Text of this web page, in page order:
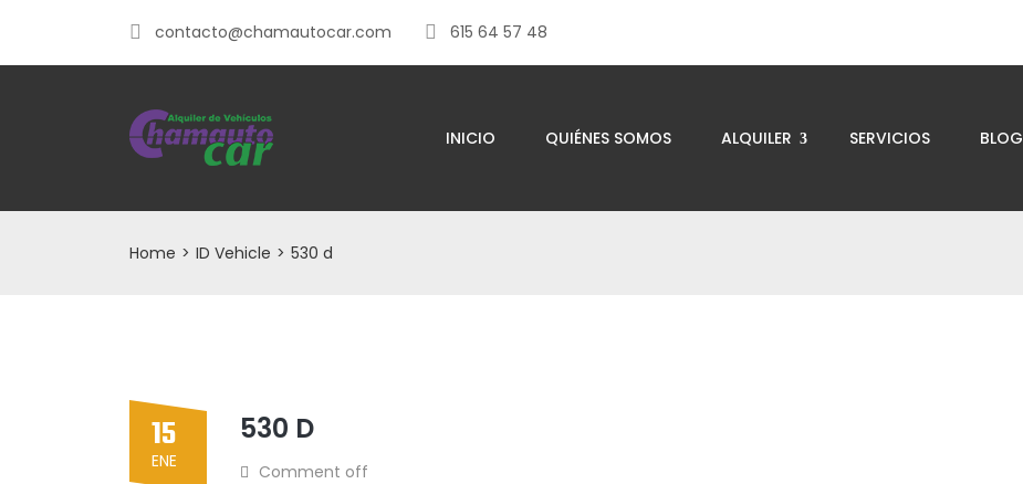
contacto@chamautocar.com 615 64 57 48
INICIO QUIÉNES SOMOS ALQUILER SERVICIOS BLOG
Home > ID Vehicle > 530 d
15
ENE
530 D
Comment off